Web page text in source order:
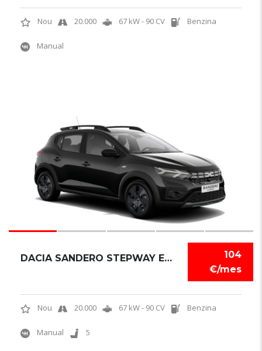
Nou 20.000 67 kW - 90 CV Benzina
Manual
104
€/mes
DACIA SANDERO STEPWAY EXPRESSION
Nou 20.000 67 kW - 90 CV Benzina
Manual 5